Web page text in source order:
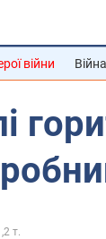
війни
т.